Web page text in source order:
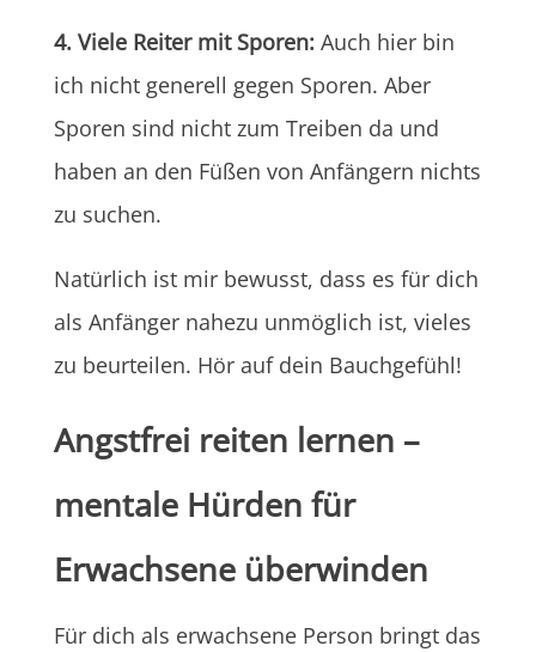
4. Viele Reiter mit Sporen: Auch hier bin
ich nicht generell gegen Sporen. Aber
Sporen sind nicht zum Treiben da und
haben an den Füßen von Anfängern nichts
zu suchen.
Natürlich ist mir bewusst, dass es für dich
als Anfänger nahezu unmöglich ist, vieles
zu beurteilen. Hör auf dein Bauchgefühl!
Angstfrei reiten lernen –
mentale Hürden für
Erwachsene überwinden
Für dich als erwachsene Person bringt das